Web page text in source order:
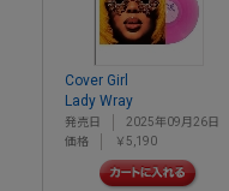
Cover Girl
Lady Wray
発売日
2025年09月26日
価格
￥5,190